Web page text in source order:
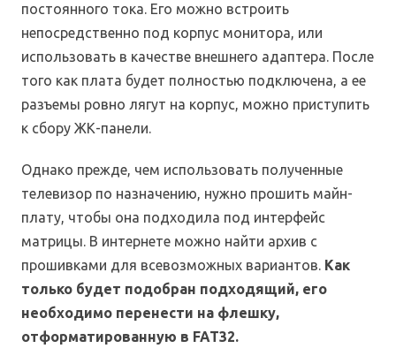
постоянного тока. Его можно встроить
непосредственно под корпус монитора, или
использовать в качестве внешнего адаптера. После
того как плата будет полностью подключена, а ее
разъемы ровно лягут на корпус, можно приступить
к сбору ЖК-панели.
Однако прежде, чем использовать полученные
телевизор по назначению, нужно прошить майн-
плату, чтобы она подходила под интерфейс
матрицы. В интернете можно найти архив с
прошивками для всевозможных вариантов. Как
только будет подобран подходящий, его
необходимо перенести на флешку,
отформатированную в FAT32.